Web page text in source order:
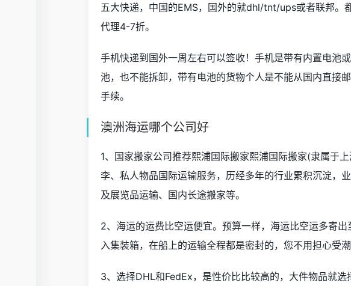
五大快递，中国的EMS，国外的就dhl/tnt/ups或者联邦。
代理4-7折。
手机快递到国外一周左右可以签收！手机是带有内置电池
池，也不能拆卸，带有电池的货物个人是不能从国内直接
手续。
澳洲海运哪个公司好
1、国家搬家公司推荐熙浦国际搬家熙浦国际搬家(隶属于
李、私人物品国际运输服务，历经多年的行业累积沉淀，
及展览品运输、国内长途搬家等。
2、海运的运费比空运便宜。预算一样，海运比空运多寄
入集装箱，在船上的运输全程都是密封的，您不用担心受
3、选择DHL和FedEx，是性价比比较高的，大件物品就选